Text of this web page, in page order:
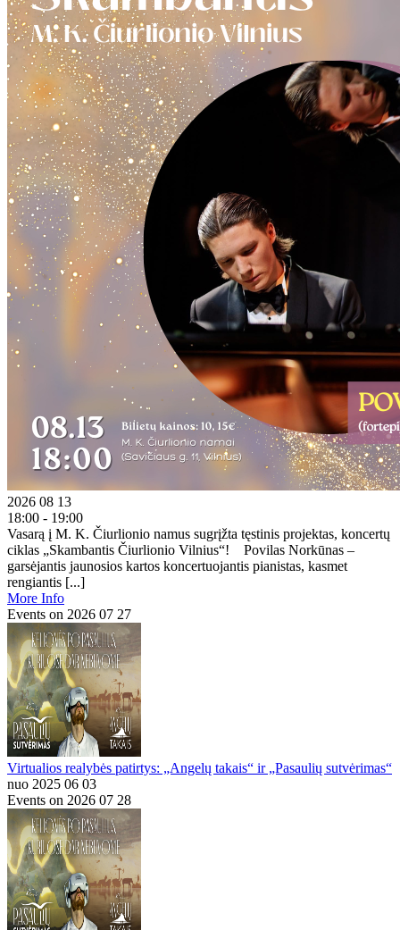
2026 08 13
18:00 - 19:00
Vasarą į M. K. Čiurlionio namus sugrįžta tęstinis projektas, koncertų
ciklas „Skambantis Čiurlionio Vilnius“! Povilas Norkūnas –
garsėjantis jaunosios kartos koncertuojantis pianistas, kasmet
rengiantis [...]
More Info
Events on 2026 07 27
Virtualios realybės patirtys: „Angelų takais“ ir „Pasaulių sutvėrimas“
nuo 2025 06 03
Events on 2026 07 28